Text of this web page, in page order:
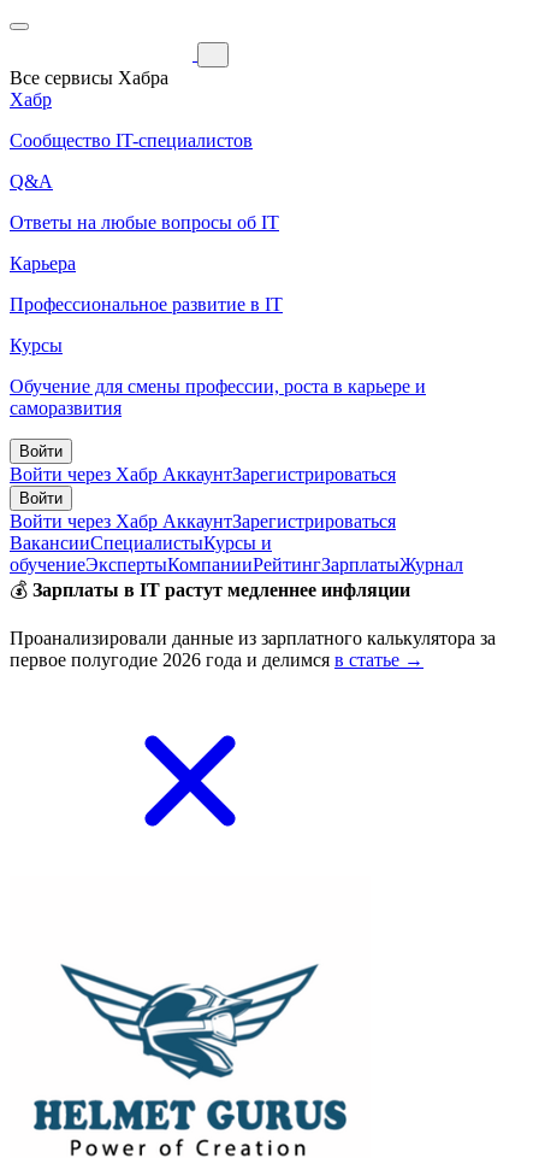
Все сервисы Хабра
Хабр
Сообщество IT-специалистов
Q&A
Ответы на любые вопросы об IT
Карьера
Профессиональное развитие в IT
Курсы
Обучение для смены профессии, роста в карьере и
саморазвития
Войти
Войти через Хабр АккаунтЗарегистрироваться
Войти
Войти через Хабр АккаунтЗарегистрироваться
ВакансииСпециалистыКурсы и
обучениеЭкспертыКомпанииРейтингЗарплатыЖурнал
💰 Зарплаты в IT растут медленнее инфляции
Проанализировали данные из зарплатного калькулятора за
первое полугодие 2026 года и делимся в статье →